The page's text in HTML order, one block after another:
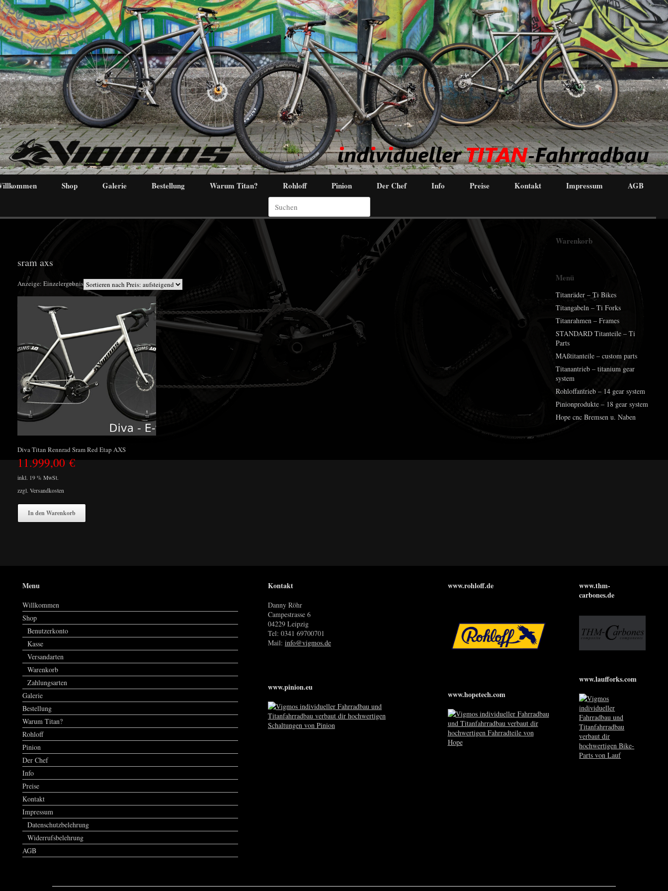
Shop Galerie Bestellung Warum Titan? Rohloff Pinion Der Chef Info Preise Kontakt Impressum AGB
Suchen
nach:
sram axs
Anzeige: Einzelergebnis
Diva Titan Rennrad Sram Red Etap AXS
11.999,00 €
inkl. 19 % MwSt.
zzgl. Versandkosten
In den Warenkorb
Warenkorb
Menü
Titanräder – Ti Bikes
Titangabeln – Ti Forks
Titanrahmen – Frames
STANDARD Titanteile – Ti
Parts
MAßtitanteile – custom parts
Titanantrieb – titanium gear
system
Rohloffantrieb – 14 gear system
Pinionprodukte – 18 gear system
Hope cnc Bremsen u. Naben
Menu
Willkommen
Shop
Benutzerkonto
Kasse
Versandarten
Warenkorb
Zahlungsarten
Galerie
Bestellung
Warum Titan?
Rohloff
Pinion
Der Chef
Info
Preise
Kontakt
Impressum
Datenschutzbelehrung
Widerrufsbelehrung
AGB
Kontakt
Danny Röhr
Campestrasse 6
04229 Leipzig
Tel: 0341 69700701
Mail: info@vigmos.de
www.pinion.eu
www.rohloff.de
www.hopetech.com
www.thm-
carbones.de
www.laufforks.com